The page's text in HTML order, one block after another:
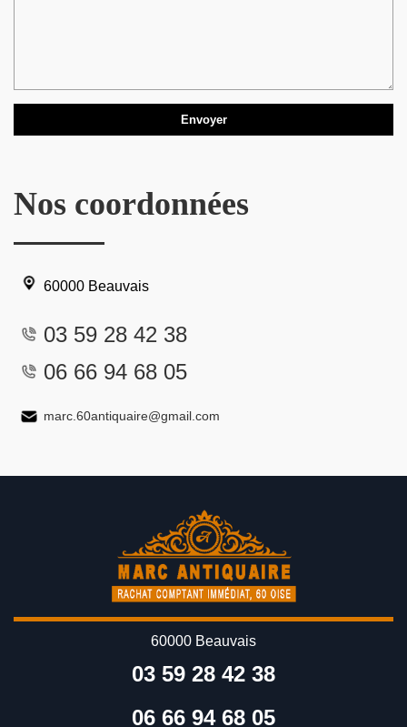
Nos coordonnées
60000 Beauvais
03 59 28 42 38
06 66 94 68 05
marc.60antiquaire@gmail.com
60000 Beauvais
03 59 28 42 38
06 66 94 68 05